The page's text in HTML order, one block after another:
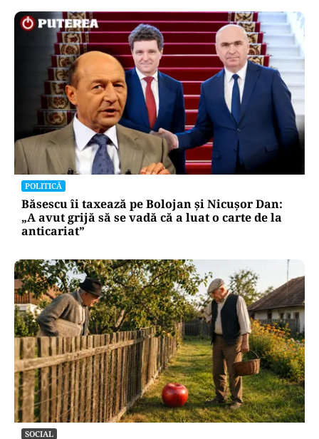
POLITICĂ
Băsescu îi taxează pe Bolojan și Nicușor Dan:
„A avut grijă să se vadă că a luat o carte de la
anticariat”
SOCIAL